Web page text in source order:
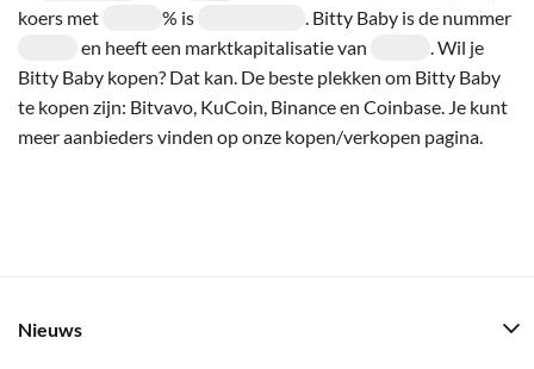
koers met
% is
. Bitty Baby is de nummer
en heeft een marktkapitalisatie van
. Wil je
Bitty Baby kopen? Dat kan. De beste plekken om Bitty Baby
te kopen zijn: Bitvavo, KuCoin, Binance en Coinbase. Je kunt
meer aanbieders vinden op onze kopen/verkopen pagina.
Nieuws